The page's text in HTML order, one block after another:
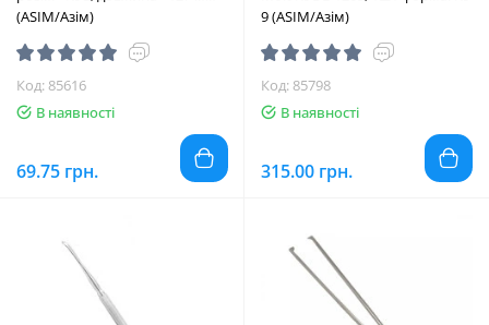
(ASIM/Азім)
Код: 85616
В наявності
69.75 грн.
9 (ASIM/Азім)
Код: 85798
В наявності
315.00 грн.